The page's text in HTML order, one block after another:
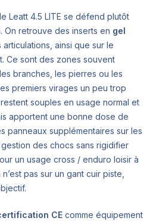
Leatt 4.5 LITE se défend plutôt
On retrouve des inserts en gel
articulations, ainsi que sur le
Ce sont des zones souvent
branches, les pierres ou les
premiers virages un peu trop
souples en usage normal et
apportent une bonne dose de
panneaux supplémentaires sur les
des chocs sans rigidifier
un usage cross / enduro loisir à
pas sur un gant cuir piste,
CE comme équipement